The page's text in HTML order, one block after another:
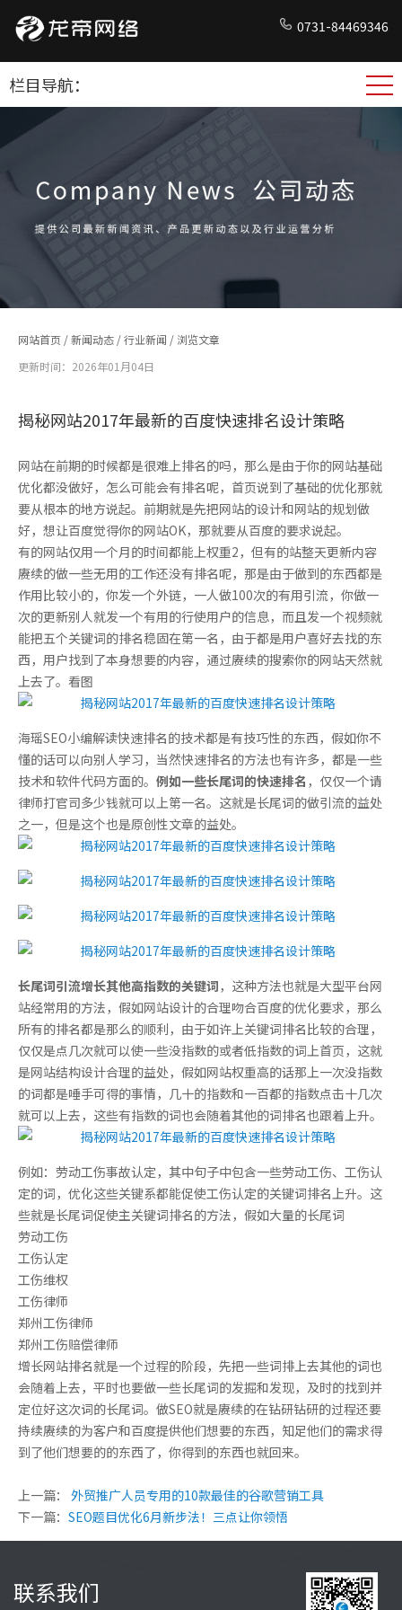
0731-84469346
栏目导航：
网站首页 /新闻动态 /行业新闻 / 浏览文章
更新时间：2026年01月04日
揭秘网站2017年最新的百度快速排名设计策略
网站在前期的时候都是很难上排名的吗，那么是由于你的网站基础
优化都没做好，怎么可能会有排名呢，首页说到了基础的优化那就
要从根本的地方说起。前期就是先把网站的设计和网站的规划做
好，想让百度觉得你的网站OK，那就要从百度的要求说起。
有的网站仅用一个月的时间都能上权重2，但有的站整天更新内容
赓续的做一些无用的工作还没有排名呢，那是由于做到的东西都是
作用比较小的，你发一个外链，一人做100次的有用引流，你做一
次的更新别人就发一个有用的行使用户的信息，而且发一个视频就
能把五个关键词的排名稳固在第一名，由于都是用户喜好去找的东
西，用户找到了本身想要的内容，通过赓续的搜索你的网站天然就
上去了。看图
海瑶SEO小编解读快速排名的技术都是有技巧性的东西，假如你不
懂的话可以向别人学习，当然快速排名的方法也有许多，都是一些
技术和软件代码方面的。 例如一些长尾词的快速排名 ，仅仅一个请
律师打官司多少钱就可以上第一名。这就是长尾词的做引流的益处
之一，但是这个也是原创性文章的益处。
长尾词引流增长其他高指数的关键词 ，这种方法也就是大型平台网
站经常用的方法，假如网站设计的合理吻合百度的优化要求，那么
所有的排名都是那么的顺利，由于如许上关键词排名比较的合理，
仅仅是点几次就可以使一些没指数的或者低指数的词上首页，这就
是网站结构设计合理的益处，假如网站权重高的话那上一次没指数
的词都是唾手可得的事情，几十的指数和一百都的指数点击十几次
就可以上去，这些有指数的词也会随着其他的词排名也跟着上升。
例如：劳动工伤事故认定，其中句子中包含一些劳动工伤、工伤认
定的词，优化这些关键系都能促使工伤认定的关键词排名上升。这
些就是长尾词促使主关键词排名的方法，假如大量的长尾词
劳动工伤
工伤认定
工伤维权
工伤律师
郑州工伤律师
郑州工伤赔偿律师
增长网站排名就是一个过程的阶段，先把一些词排上去其他的词也
会随着上去，平时也要做一些长尾词的发掘和发现，及时的找到并
定位好这次词的长尾词。做SEO就是赓续的在钻研钻研的过程还要
持续赓续的为客户和百度提供他们想要的东西，知足他们的需求得
到了他们想要的的东西了，你得到的东西也就回来。
上一篇： 外贸推广人员专用的10款最佳的谷歌营销工具
下一篇： SEO题目优化6月新步法！三点让你领悟
联系我们